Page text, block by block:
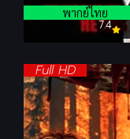
7.4
พากย์ไทย
Full HD